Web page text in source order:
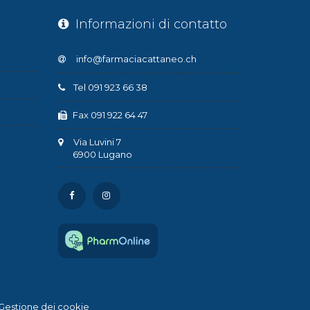
Informazioni di contatto
Tel 091 923 66 38
Fax 091 922 64 47
Via Luvini 7
6900 Lugano
dei cookie